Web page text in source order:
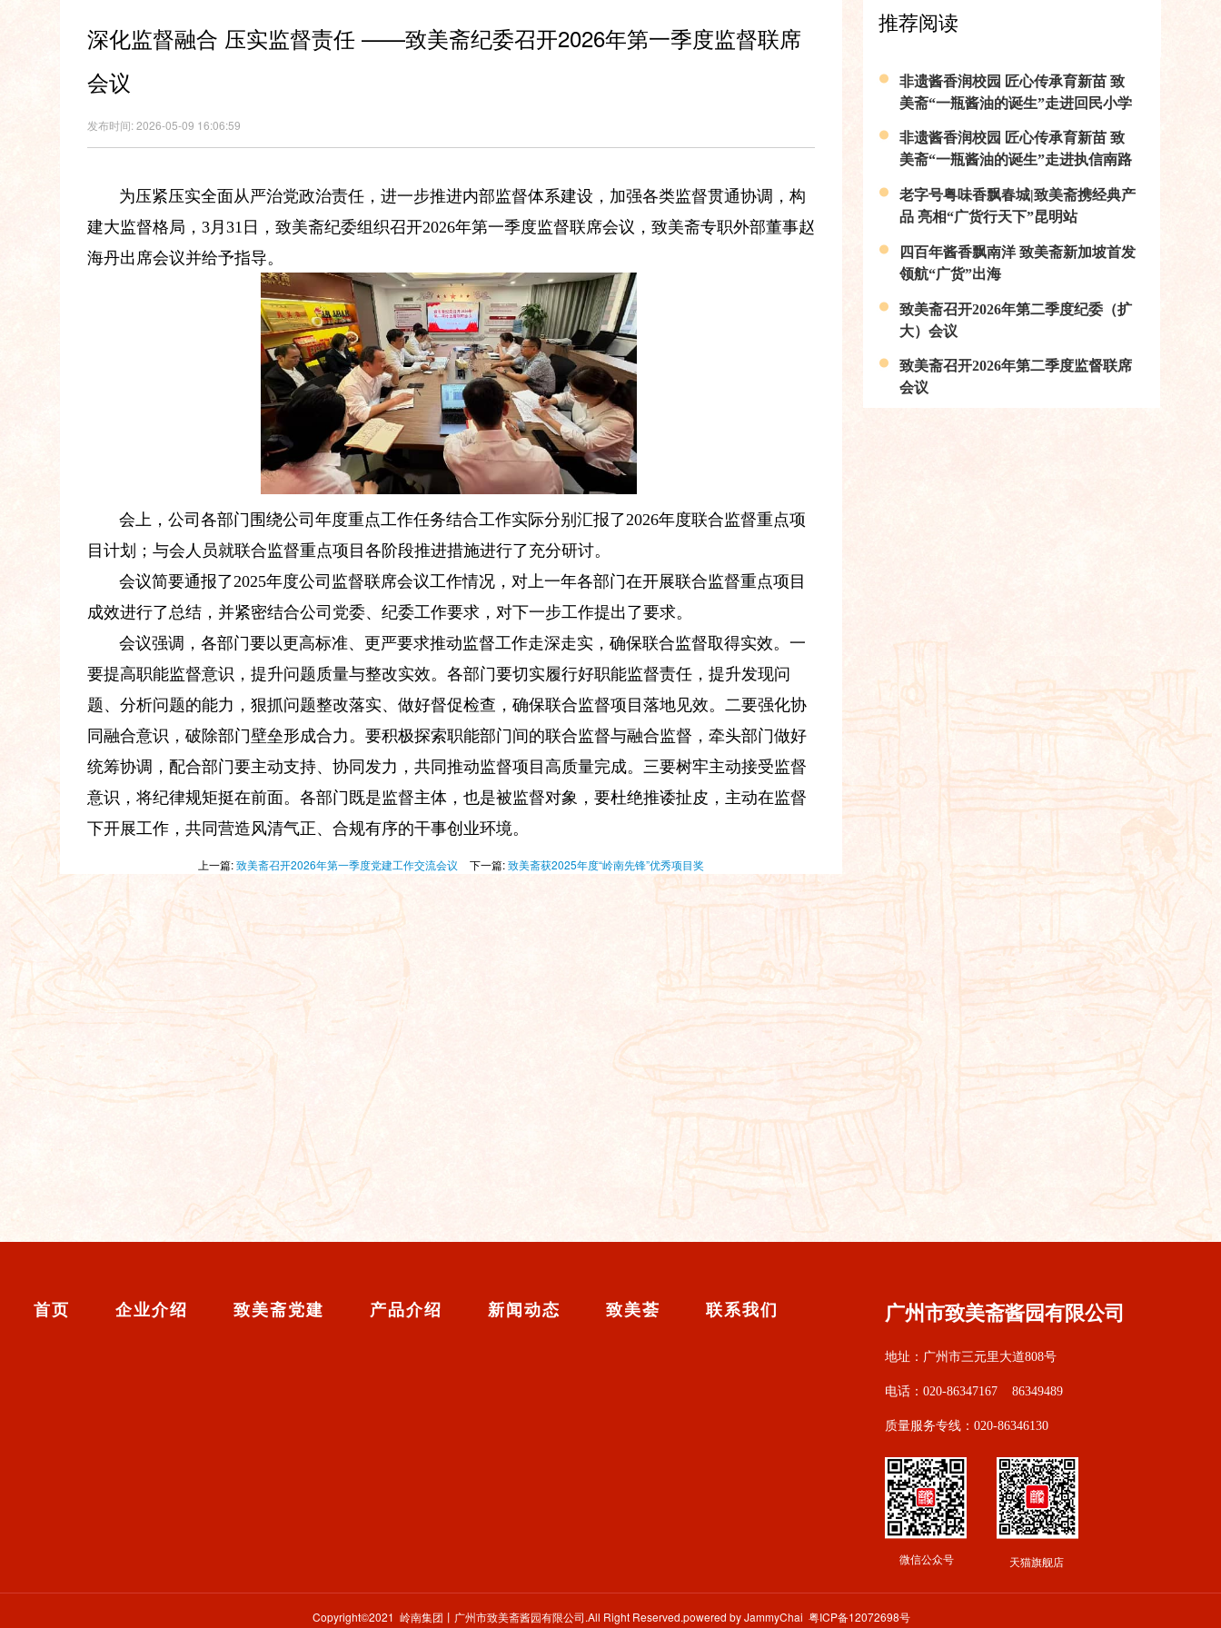
非遗酱香润校园 匠心传承育新苗 致
美斋“一瓶酱油的诞生”走进回民小学
非遗酱香润校园 匠心传承育新苗 致
美斋“一瓶酱油的诞生”走进执信南路
老字号粤味香飘春城|致美斋携经典产
品 亮相“广货行天下”昆明站
四百年酱香飘南洋 致美斋新加坡首发
领航“广货”出海
致美斋召开2026年第二季度纪委（扩
大）会议
致美斋召开2026年第二季度监督联席
会议
深化监督融合 压实监督责任 ——致美斋纪委召开2026年第一季度监督联席
会议
发布时间: 2026-05-09 16:06:59
为压紧压实全面从严治党政治责任，进一步推进内部监督体系建设，加强各类监督贯通协调，构
建大监督格局，3月31日，致美斋纪委组织召开2026年第一季度监督联席会议，致美斋专职外部董事赵
海丹出席会议并给予指导。
会上，公司各部门围绕公司年度重点工作任务结合工作实际分别汇报了2026年度联合监督重点项
目计划；与会人员就联合监督重点项目各阶段推进措施进行了充分研讨。
会议简要通报了2025年度公司监督联席会议工作情况，对上一年各部门在开展联合监督重点项目
成效进行了总结，并紧密结合公司党委、纪委工作要求，对下一步工作提出了要求。
会议强调，各部门要以更高标准、更严要求推动监督工作走深走实，确保联合监督取得实效。一
要提高职能监督意识，提升问题质量与整改实效。各部门要切实履行好职能监督责任，提升发现问
题、分析问题的能力，狠抓问题整改落实、做好督促检查，确保联合监督项目落地见效。二要强化协
同融合意识，破除部门壁垒形成合力。要积极探索职能部门间的联合监督与融合监督，牵头部门做好
统筹协调，配合部门要主动支持、协同发力，共同推动监督项目高质量完成。三要树牢主动接受监督
意识，将纪律规矩挺在前面。各部门既是监督主体，也是被监督对象，要杜绝推诿扯皮，主动在监督
下开展工作，共同营造风清气正、合规有序的干事创业环境。
上一篇:致美斋召开2026年第一季度党建工作交流会议 下一篇:致美斋获2025年度“岭南先锋”优秀项目奖
推荐阅读
微信公众号 天猫旗舰店
Copyright©2021 岭南集团丨广州市致美斋酱园有限公司.All Right Reserved.powered by JammyChai 粤ICP备12072698号
广州市致美斋酱园有限公司
地址：广州市三元里大道808号
电话：020-86347167 86349489
质量服务专线：020-86346130
首页 企业介绍 致美斋党建 产品介绍 新闻动态 致美荟 联系我们